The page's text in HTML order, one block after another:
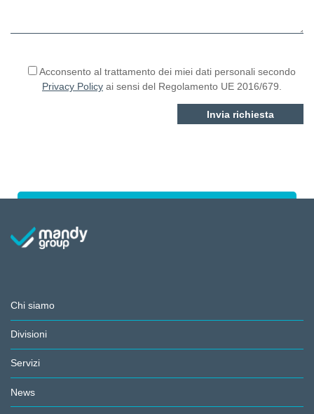
Acconsento al trattamento dei miei dati personali secondo
Privacy Policy ai sensi del Regolamento UE 2016/679.
Chi siamo
Divisioni
Servizi
News